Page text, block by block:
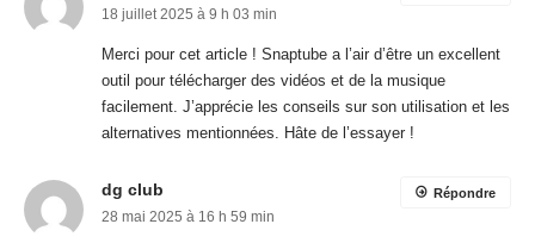
18 juillet 2025 à 9 h 03 min
Merci pour cet article ! Snaptube a l’air d’être un excellent
outil pour télécharger des vidéos et de la musique
facilement. J’apprécie les conseils sur son utilisation et les
alternatives mentionnées. Hâte de l’essayer !
dg club
28 mai 2025 à 16 h 59 min
Répondre